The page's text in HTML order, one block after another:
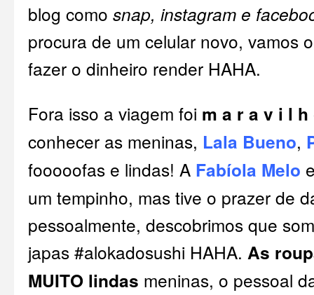
blog como snap, instagram e
procura de um celular novo, vamos
fazer o dinheiro render HAHA.
Fora isso a viagem foi m a r a v i l
conhecer as meninas, Lala Bueno,
fooooofas e lindas! A Fabíola Melo
um tempinho, mas tive o prazer de
pessoalmente, descobrimos que
japas #alokadosushi HAHA. As
MUITO lindas meninas, o pessoal